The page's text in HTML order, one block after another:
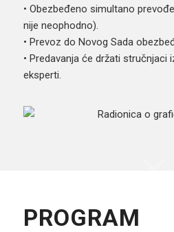
• Obezbeđeno simultano
nije neophodno).
• Prevoz do Novog Sada
• Predavanja će držati stručnjaci
eksperti.
PROGRAM